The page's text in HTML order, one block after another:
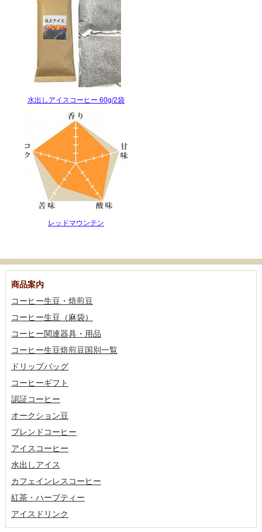
水出しアイスコーヒー 60g/2袋
レッドマウンテン
商品案内
コーヒー生豆・焙煎豆
コーヒー生豆（麻袋）
コーヒー関連器具・用品
コーヒー生豆焙煎豆国別一覧
ドリップバッグ
コーヒーギフト
認証コーヒー
オークション豆
ブレンドコーヒー
アイスコーヒー
水出しアイス
カフェインレスコーヒー
紅茶・ハーブティー
アイスドリンク